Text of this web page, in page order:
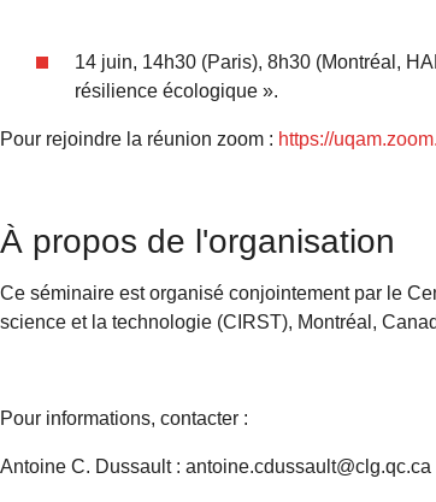
14 juin, 14h30 (Paris), 8h30 (Montréal,
résilience écologique ».
Pour rejoindre la réunion zoom : https://
À propos de l'organisation
Ce séminaire est organisé conjointement par le
science et la technologie (CIRST), Montréal,
Pour informations, contacter :
Antoine C. Dussault : antoine.cdussault@clg.qc.ca